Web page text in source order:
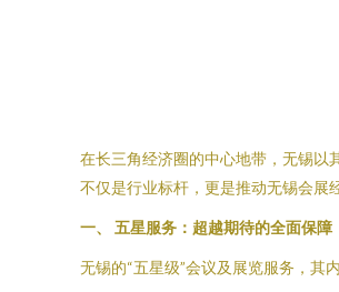
在长三角经济圈的中心地带，无锡以
不仅是行业标杆，更是推动无锡会展
一、 五星服务：超越期待的全面保障
无锡的“五星级”会议及展览服务，其